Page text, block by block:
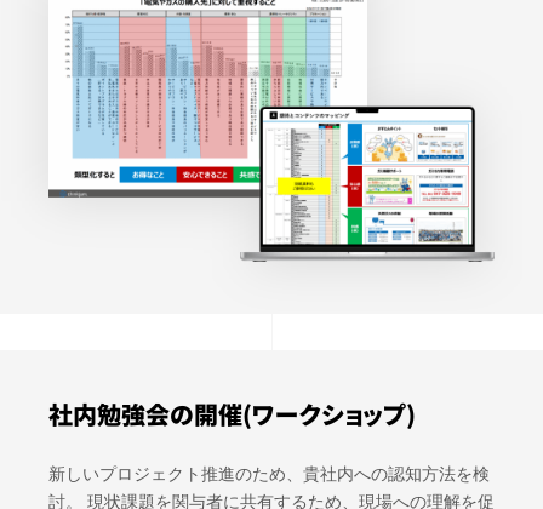
社内勉強会の開催(ワークショップ)
新しいプロジェクト推進のため、貴社内への認知方法を検
討。 現状課題を関与者に共有するため、現場への理解を促